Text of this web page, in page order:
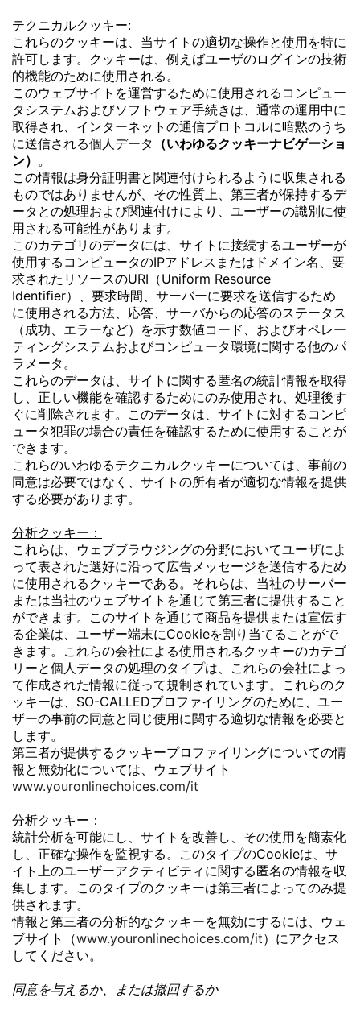
テクニカルクッキー:
これらのクッキーは、当サイトの適切な操作と使用を特に
許可します。クッキーは、例えばユーザのログインの技術
的機能のために使用される。
このウェブサイトを運営するために使用されるコンピュー
タシステムおよびソフトウェア手続きは、通常の運用中に
取得され、インターネットの通信プロトコルに暗黙のうち
に送信される個人データ （いわゆるクッキーナビゲーショ
ン） 。
この情報は身分証明書と関連付けられるように収集される
ものではありませんが、その性質上、第三者が保持するデ
ータとの処理および関連付けにより、ユーザーの識別に使
用される可能性があります。
このカテゴリのデータには、サイトに接続するユーザーが
使用するコンピュータのIPアドレスまたはドメイン名、要
求されたリソースのURI（Uniform Resource
Identifier）、要求時間、サーバーに要求を送信するため
に使用される方法、応答、サーバからの応答のステータス
（成功、エラーなど）を示す数値コード、およびオペレー
ティングシステムおよびコンピュータ環境に関する他のパ
ラメータ。
これらのデータは、サイトに関する匿名の統計情報を取得
し、正しい機能を確認するためにのみ使用され、処理後す
ぐに削除されます。このデータは、サイトに対するコンピ
ュータ犯罪の場合の責任を確認するために使用することが
できます。
これらのいわゆるテクニカルクッキーについては、事前の
同意は必要ではなく、サイトの所有者が適切な情報を提供
する必要があります。
分析クッキー：
これらは、ウェブブラウジングの分野においてユーザによ
って表された選好に沿って広告メッセージを送信するため
に使用されるクッキーである。それらは、当社のサーバー
または当社のウェブサイトを通じて第三者に提供すること
ができます。このサイトを通じて商品を提供または宣伝す
る企業は、ユーザー端末にCookieを割り当てることがで
きます。これらの会社による使用されるクッキーのカテゴ
リーと個人データの処理のタイプは、これらの会社によっ
て作成された情報に従って規制されています。これらのク
ッキーは、SO-CALLEDプロファイリングのために、ユー
ザーの事前の同意と同じ使用に関する適切な情報を必要と
します。
第三者が提供するクッキープロファイリングについての情
報と無効化については、ウェブサイト
www.youronlinechoices.com/it
分析クッキー：
統計分析を可能にし、サイトを改善し、その使用を簡素化
し、正確な操作を監視する。このタイプのCookieは、サ
イト上のユーザーアクティビティに関する匿名の情報を収
集します。このタイプのクッキーは第三者によってのみ提
供されます。
情報と第三者の分析的なクッキーを無効にするには、ウェ
ブサイト（www.youronlinechoices.com/it）にアクセス
してください。
同意を与えるか、または撤回するか